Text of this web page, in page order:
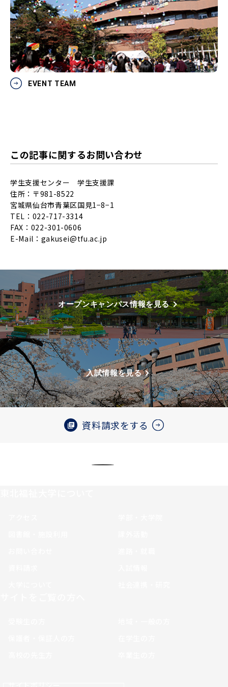
EVENT TEAM
この記事に関するお問い合わせ
学生支援センター 学生支援課
住所：〒981-8522
宮城県仙台市青葉区国見1−8−1
TEL：022-717-3314
FAX：022-301-0606
E-Mail： gakusei@tfu.ac.jp
オープンキャンパス情報を見る
入試情報を見る
資料請求をする